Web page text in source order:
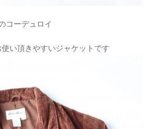
コーデュロイ
い頂きやすいジャケットです